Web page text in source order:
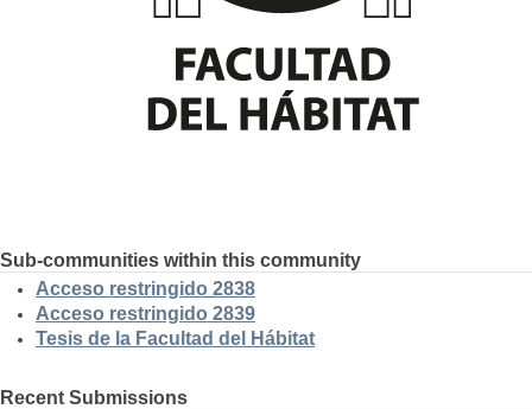
Sub-communities within this community
Acceso restringido 2838
Acceso restringido 2839
Tesis de la Facultad del Hábitat
Recent Submissions